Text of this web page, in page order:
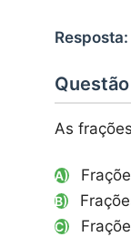
Resposta:
As
A)
B)
C)